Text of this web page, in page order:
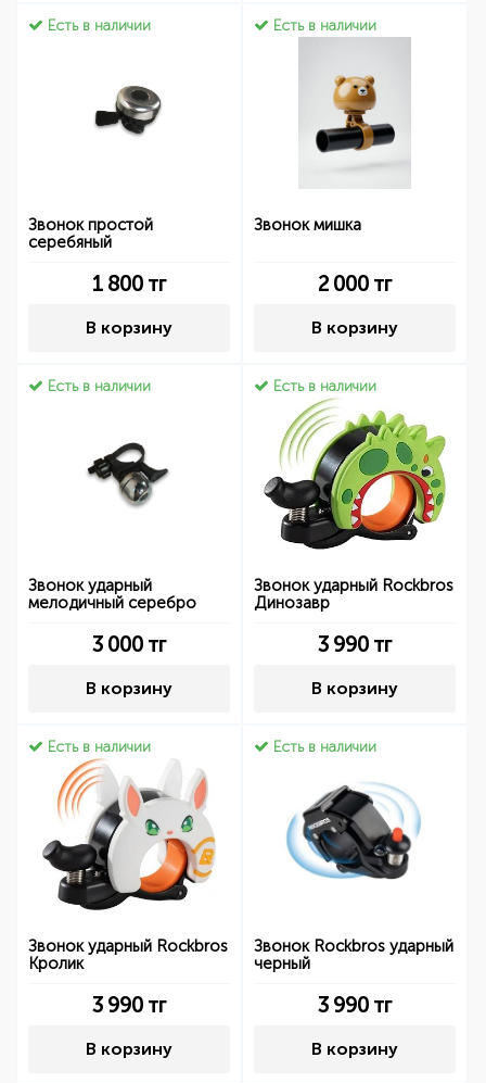
Есть в наличии
Звонок простой
серебяный
1 800 тг
В корзину
Есть в наличии
Звонок мишка
2 000 тг
В корзину
Есть в наличии
Звонок ударный
мелодичный серебро
3 000 тг
В корзину
Есть в наличии
Звонок ударный Rockbros
Динозавр
3 990 тг
В корзину
Есть в наличии
Звонок ударный Rockbros
Кролик
3 990 тг
В корзину
Есть в наличии
Звонок Rockbros ударный
черный
3 990 тг
В корзину